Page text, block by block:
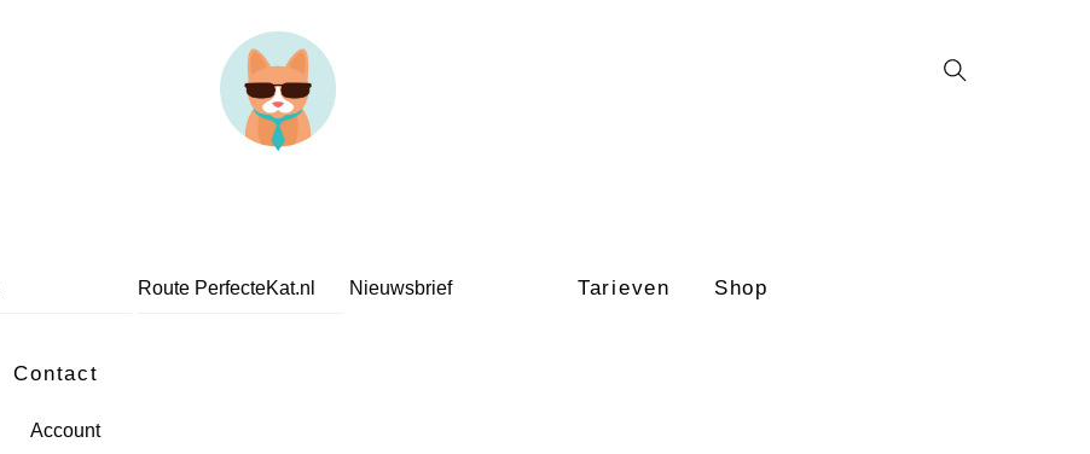
Route PerfecteKat.nl Nieuwsbrief Tarieven Shop
Contact
Account